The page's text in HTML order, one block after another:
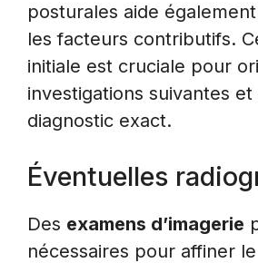
posturales aide
les facteurs contributifs.
initiale est cruciale pour
investigations suivantes
diagnostic exact.
Éventuelles
Des examens d’imagerie
nécessaires pour affiner